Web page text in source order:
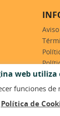
web utiliza
funciones
Política de